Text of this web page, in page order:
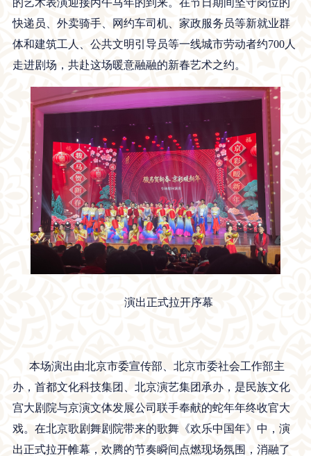
快递员、外卖骑手、网约车司机、家政服务员等新就业群
体和建筑工人、公共文明引导员等一线城市劳动者约700人
走进剧场，共赴这场暖意融融的新春艺术之约。
演出正式拉开序幕
本场演出由北京市委宣传部、北京市委社会工作部主
办，首都文化科技集团、北京演艺集团承办，是民族文化
宫大剧院与京演文体发展公司联手奉献的蛇年年终收官大
戏。在北京歌剧舞剧院带来的歌舞《欢乐中国年》中，演
出正式拉开帷幕，欢腾的节奏瞬间点燃现场氛围，消融了